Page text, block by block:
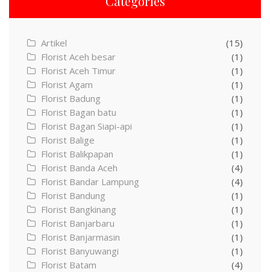
Artikel
(15)
Florist Aceh besar
(1)
Florist Aceh Timur
(1)
Florist Agam
(1)
Florist Badung
(1)
Florist Bagan batu
(1)
Florist Bagan Siapi-api
(1)
Florist Balige
(1)
Florist Balikpapan
(1)
Florist Banda Aceh
(4)
Florist Bandar Lampung
(4)
Florist Bandung
(1)
Florist Bangkinang
(1)
Florist Banjarbaru
(1)
Florist Banjarmasin
(1)
Florist Banyuwangi
(1)
Florist Batam
(4)